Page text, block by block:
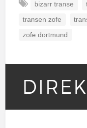
bizarr transe
transen zofe
zofe dortmund